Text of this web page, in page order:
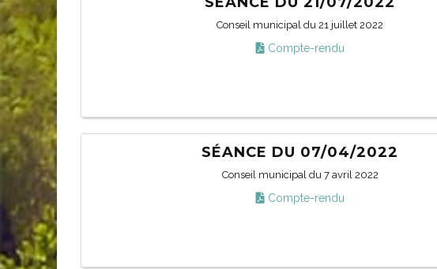
Conseil municipal du 21 juillet 2022
Compte-rendu
SÉANCE DU 07/04/2022
Conseil municipal du 7 avril 2022
Compte-rendu